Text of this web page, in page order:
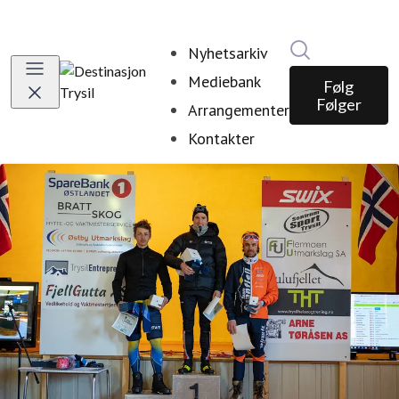
Nyhetsarkiv
Mediebank
Arrangementer
Kontakter
Følg
Følger